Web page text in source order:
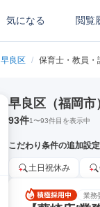
気になる 閲覧
早良区 / 保育士・教員・
早良区（福岡市
93件1〜93件目を表示中
こだわり条件の追加設
土日祝休み
業務